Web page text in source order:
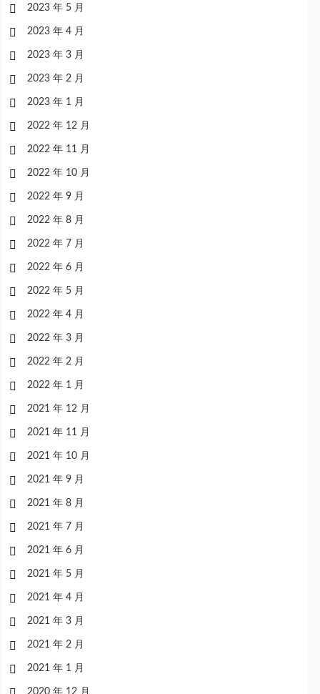
2023 年 5 月
2023 年 4 月
2023 年 3 月
2023 年 2 月
2023 年 1 月
2022 年 12 月
2022 年 11 月
2022 年 10 月
2022 年 9 月
2022 年 8 月
2022 年 7 月
2022 年 6 月
2022 年 5 月
2022 年 4 月
2022 年 3 月
2022 年 2 月
2022 年 1 月
2021 年 12 月
2021 年 11 月
2021 年 10 月
2021 年 9 月
2021 年 8 月
2021 年 7 月
2021 年 6 月
2021 年 5 月
2021 年 4 月
2021 年 3 月
2021 年 2 月
2021 年 1 月
2020 年 12 月